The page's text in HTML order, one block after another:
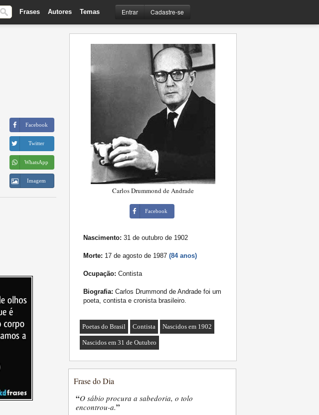
Frases Autores Temas Entrar Cadastre-se
Facebook
Twitter
WhatsApp
Imagem
Carlos Drummond de Andrade
Facebook
Nascimento: 31 de outubro de 1902
Morte: 17 de agosto de 1987 (84 anos)
Ocupação: Contista
Biografia: Carlos Drummond de Andrade foi um
poeta, contista e cronista brasileiro.
Poetas do Brasil Contista Nascidos em 1902
Nascidos em 31 de Outubro
Frase do Dia
“O sábio procura a sabedoria, o tolo
encontrou-a.”